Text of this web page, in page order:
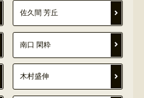
佐久間 芳丘
南口 閑粋
木村盛伸